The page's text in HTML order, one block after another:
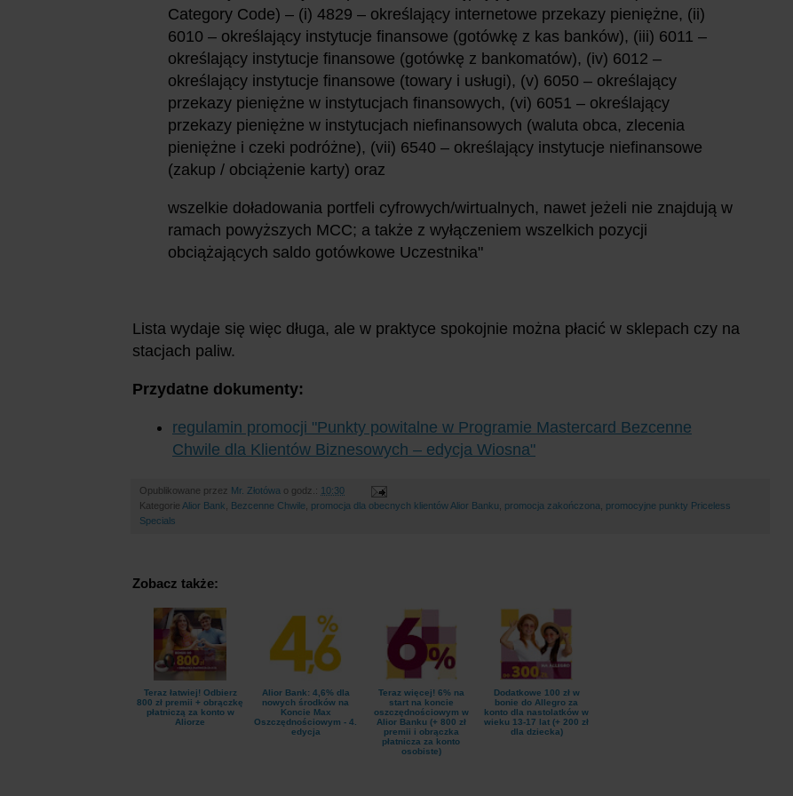
Category Code) – (i) 4829 – określający internetowe przekazy pieniężne, (ii)
6010 – określający instytucje finansowe (gotówkę z kas banków), (iii) 6011 –
określający instytucje finansowe (gotówkę z bankomatów), (iv) 6012 –
określający instytucje finansowe (towary i usługi), (v) 6050 – określający
przekazy pieniężne w instytucjach finansowych, (vi) 6051 – określający
przekazy pieniężne w instytucjach niefinansowych (waluta obca, zlecenia
pieniężne i czeki podróżne), (vii) 6540 – określający instytucje niefinansowe
(zakup / obciążenie karty) oraz
wszelkie doładowania portfeli cyfrowych/wirtualnych, nawet jeżeli nie znajdują w
ramach powyższych MCC; a także z wyłączeniem wszelkich pozycji
obciążających saldo gotówkowe Uczestnika"
Lista wydaje się więc długa, ale w praktyce spokojnie można płacić w sklepach czy na
stacjach paliw.
Przydatne dokumenty:
regulamin promocji "Punkty powitalne w Programie Mastercard Bezcenne
Chwile dla Klientów Biznesowych – edycja Wiosna"
Opublikowane przez Mr. Złotówa o godz.: 10:30
Kategorie Alior Bank Bezcenne Chwile promocja dla obecnych klientów Alior Banku promocja zakończona
promocyjne punkty Priceless
Specials
Zobacz także:
Teraz łatwiej! Odbierz
800 zł premii + obrączkę
płatniczą za konto w
Aliorze
Alior Bank: 4,6% dla
nowych środków na
Koncie Max
Oszczędnościowym - 4.
edycja
Teraz więcej! 6% na
start na koncie
oszczędnościowym w
Alior Banku (+ 800 zł
premii i obrączka
płatnicza za konto
osobiste)
Dodatkowe 100 zł w
bonie do Allegro za
konto dla nastolatków w
wieku 13-17 lat (+ 200 zł
dla dziecka)